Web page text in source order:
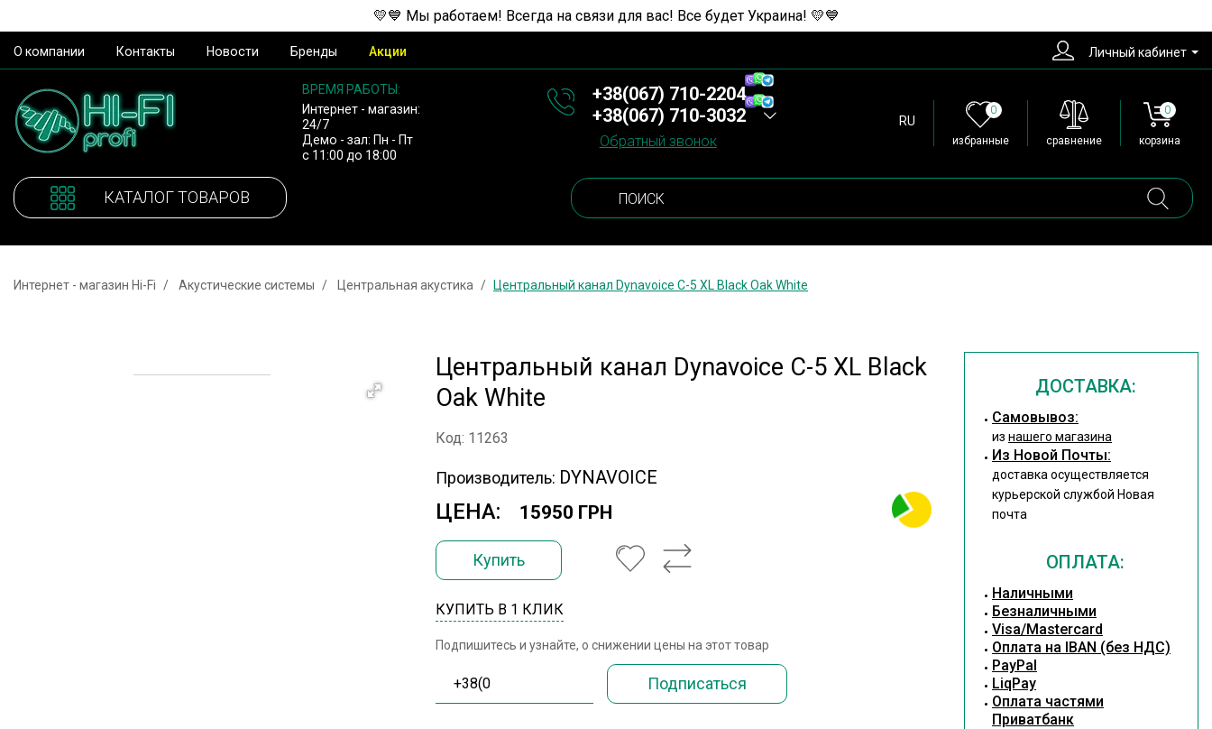
💛💙 Мы работаем! Всегда на связи для вас! Все будет Украина! 💛💙
О компании Контакты Новости Бренды Акции Личный кабинет
ВРЕМЯ РАБОТЫ:
Интернет - магазин:
24/7
Демо - зал: Пн - Пт
с 11:00 до 18:00
+38(067) 710-2204
+38(067) 710-3032
Обратный звонок
RU
0
избранные сравнение
0
корзина
КАТАЛОГ ТОВАРОВ
Интернет - магазин Hi-Fi Акустические системы Центральная акустика Центральный канал Dynavoice C-5 XL Black Oak White
Центральный канал Dynavoice C-5 XL Black
Oak White
Код: 11263
Производитель: DYNAVOICE
ЦЕНА: 15950 ГРН
Купить
КУПИТЬ В 1 КЛИК
Подпишитесь и узнайте, о снижении цены на этот товар
ДОСТАВКА:
Cамовывоз:
из нашего магазина
Из Новой Почты:
доставка осуществляется
курьерской службой Новая
почта
ОПЛАТА:
Наличными
Безналичными
Visa/Mastercard
Оплата на IBAN (без НДС)
PayPal
LiqPay
Оплата частями
Приватбанк